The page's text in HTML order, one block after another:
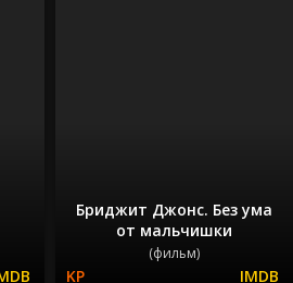
Бриджит Джонс. Без ума
от мальчишки
(фильм)